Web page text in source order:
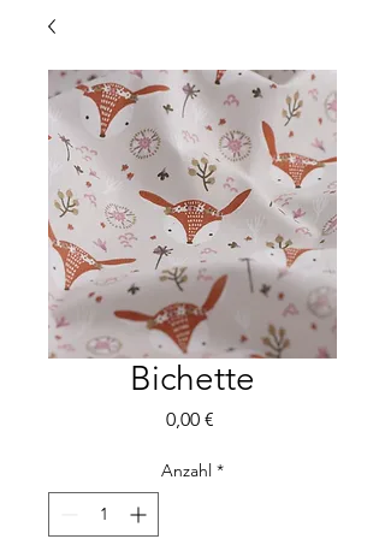
Bichette
0,00 €Preis
Anzahl *